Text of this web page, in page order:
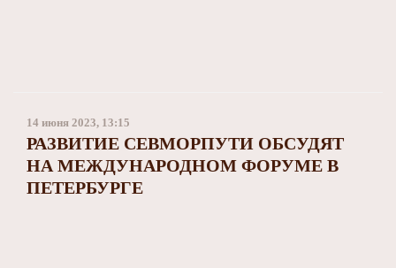
14 июня 2023, 13:15
РАЗВИТИЕ СЕВМОРПУТИ ОБСУДЯТ
НА МЕЖДУНАРОДНОМ ФОРУМЕ В
ПЕТЕРБУРГЕ